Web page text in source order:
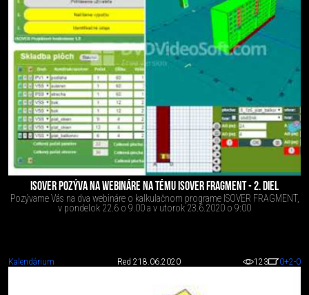
ISOVER POZÝVA NA WEBINÁRE NA TÉMU ISOVER FRAGMENT - 2. DIEL
Pozývame Vás na dva webináre o kalkulačnom programe ISOVER FRAGMENT,
v pondelok 22.6 o 9.00 a v utorok 23.6.2020 o 9:00
Kalendárium Red 218.06.2020 123 0+2-0